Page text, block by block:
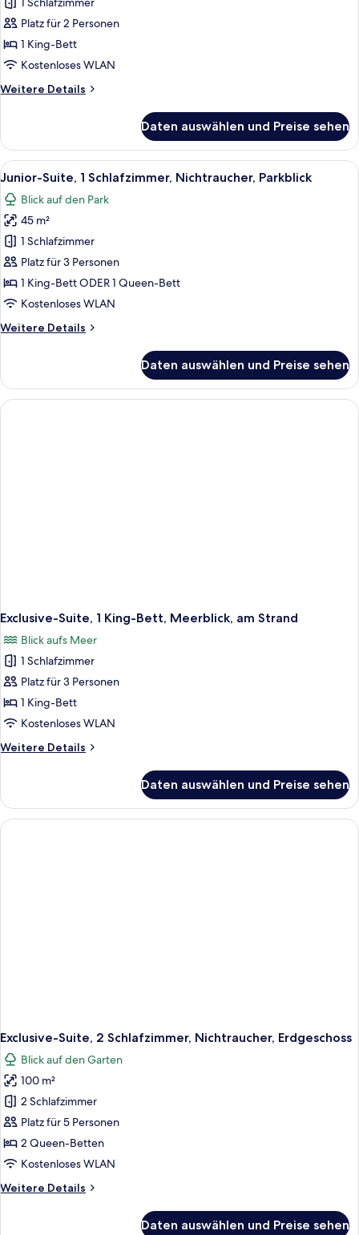
Nichtraucher,
Meerblick
anzeigen
Platz für 2 Personen
1 King-Bett
Kostenloses WLAN
Weitere Details
Weitere
Doppelzimmer,
Nichtraucher,
Meerblick
Daten auswählen und Preise sehen
Alle
Fotos
für
Junior-
Suite,
1
Schlafzimmer,
Nichtraucher,
anzeigen
Ein Hotelzimmer mit Schreibtisch,
11
Junior-Suite, 1 Schlafzimmer, Nichtraucher, Parkblick
Blick auf den Park
45 m²
1 Schlafzimmer
Platz für 3 Personen
1 King-Bett ODER 1 Queen-Bett
Kostenloses WLAN
Weitere Details
Weitere
Suite,
Schlafzimmer,
Daten auswählen und Preise sehen
Exclusive-Suite, 1 King-Bett, Meerblick, am Strand
Blick aufs Meer
1 Schlafzimmer
Platz für 3 Personen
1 King-Bett
Kostenloses WLAN
Weitere Details
Weitere
Suite,
1 King-
Bett,
Daten auswählen und Preise sehen
Exclusive-Suite, 2 Schlafzimmer, Nichtraucher, Erdgeschoss
Blick auf den Garten
100 m²
2 Schlafzimmer
Platz für 5 Personen
2 Queen-Betten
Kostenloses WLAN
Weitere Details
Weitere
Daten auswählen und Preise sehen